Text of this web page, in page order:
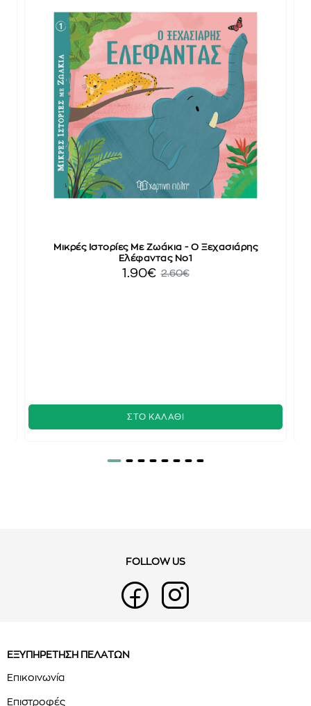
Μικρές Ιστορίες Με Ζωάκια - Ο Ξεχασιάρης
Ελέφαντας No1
1.90€ 2.60€
ΣΤΟ ΚΑΛΑΘΙ
FOLLOW US
ΕΞΥΠΗΡΕΤΗΣΗ ΠΕΛΑΤΩΝ
Επικοινωνία
Επιστροφές